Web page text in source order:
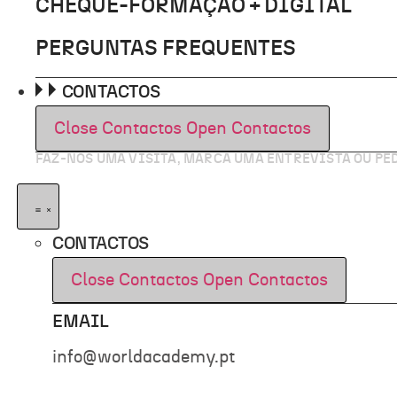
CHEQUE-FORMAÇÃO + DIGITAL
PERGUNTAS FREQUENTES
CONTACTOS
Close Contactos Open Contactos
FAZ-NOS UMA VISITA, MARCA UMA ENTREVISTA OU
CONTACTOS
Close Contactos Open Contactos
EMAIL
info@worldacademy.pt